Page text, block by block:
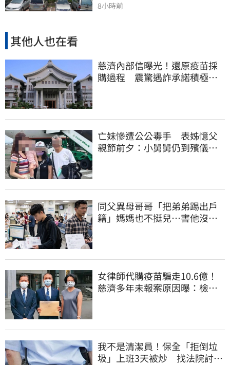
8小時前
其他人也在看
慈濟內部信曝光！還原疫苗採
購過程 震驚遇詐承諾積極追
亡妹慘遭公公毒手 表姊憶父
親節前夕：小舅舅仍到殯儀館
同父異母哥哥「把弟弟踢出戶
籍」媽媽也不挺兒…害他沒收
女律師代購疫苗騙走10.6億！
慈濟多年未報案原因曝：檢警
我不是清潔員！保全「拒倒垃
圾」上班3天被炒 找法院討公